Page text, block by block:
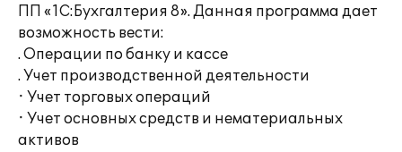
ПП «1С:Бухгалтерия 8». Данная программа дает
возможность вести:
. Операции по банку и кассе
. Учет производственной деятельности
· Учет торговых операций
· Учет основных средств и нематериальных
активов